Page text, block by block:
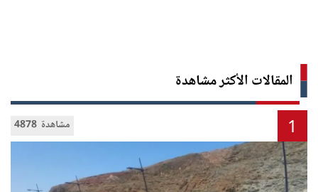
المقالات الأكثر مشاهدة
4878 مشاهدة 1